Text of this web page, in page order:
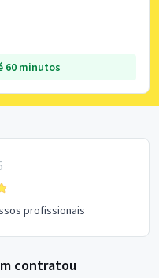
60 minutos
profissionais
contratou